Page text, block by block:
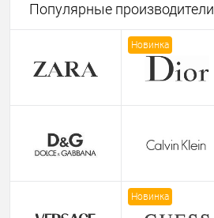
Популярные производители
Новинка
Новинка